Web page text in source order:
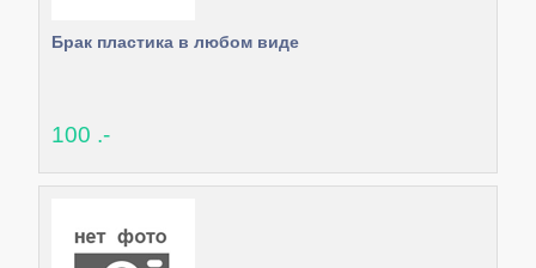
Брак пластика в любом виде
100 .-